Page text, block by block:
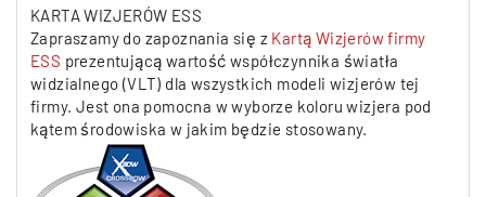
KARTA WIZJERÓW ESS
Zapraszamy do zapoznania się z Kartą Wizjerów firmy
ESS prezentującą wartość współczynnika światła
widzialnego (VLT) dla wszystkich modeli wizjerów tej
firmy. Jest ona pomocna w wyborze koloru wizjera pod
kątem środowiska w jakim będzie stosowany.